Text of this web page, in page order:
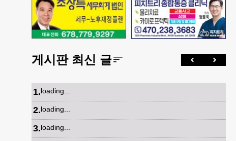
게시판 최신 글
1.loading...
2.loading...
3.loading...